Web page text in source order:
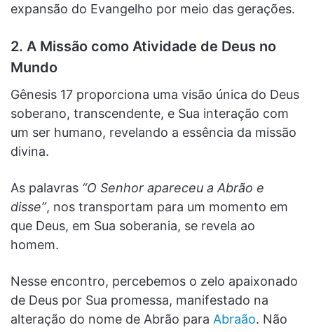
expansão do Evangelho por meio das gerações.
2. A Missão como Atividade de Deus no
Mundo
Gênesis 17 proporciona uma visão única do Deus
soberano, transcendente, e Sua interação com
um ser humano, revelando a essência da missão
divina.
As palavras “O Senhor apareceu a Abrão e
disse”, nos transportam para um momento em
que Deus, em Sua soberania, se revela ao
homem.
Nesse encontro, percebemos o zelo apaixonado
de Deus por Sua promessa, manifestado na
alteração do nome de Abrão para Abraão. Não